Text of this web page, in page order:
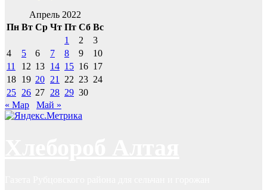
Апрель 2022
Пн Вт Ср Чт Пт Сб Вс
1
2
3
4
5 6 7 8 9
10
11
12 13 14 15 16 17
18 19 20 21 22 23 24
25 26 27 28 29 30
« Мар
Май »